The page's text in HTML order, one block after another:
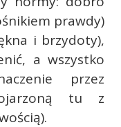
prawdy)
i brzydoty),
a wszystko
przez
tu z